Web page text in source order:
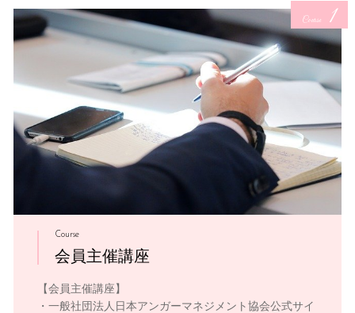
Course 1
Course
会員主催講座
【会員主催講座】
・一般社団法人日本アンガーマネジメント協会公式サイ